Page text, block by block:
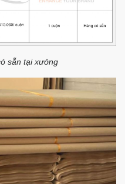
sẵn tại xưởng